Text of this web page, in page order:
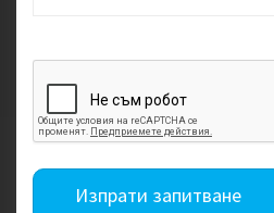
Изпрати запитване